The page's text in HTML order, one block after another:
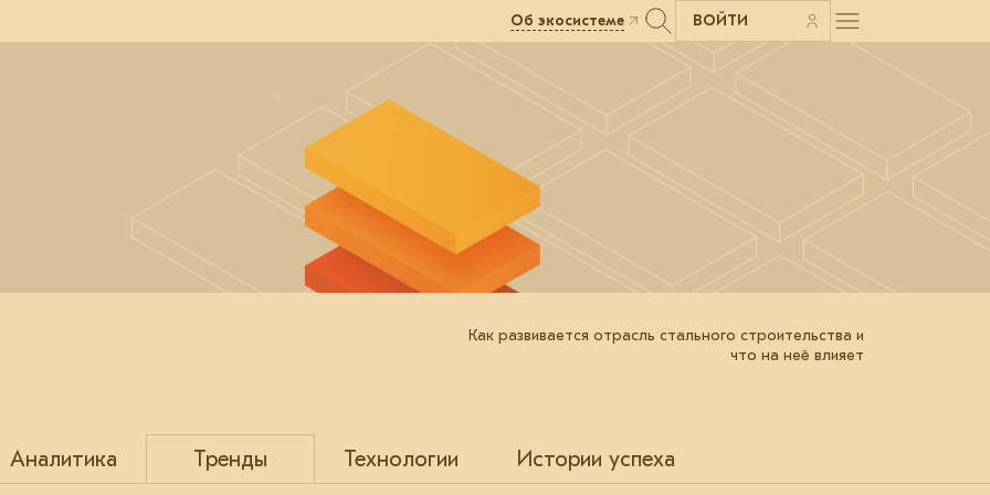
Об экосистеме ВОЙТИ
Как развивается отрасль стального строительства и
что на неё влияет
Аналитика Тренды Технологии Истории успеха